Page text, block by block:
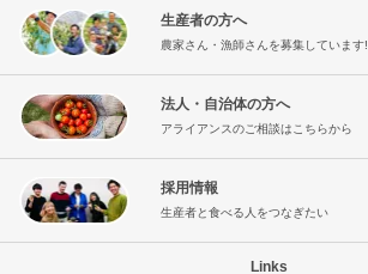
生産者の方へ
農家さん・漁師さんを募集しています!
法人・自治体の方へ
アライアンスのご相談はこちらから
採用情報
生産者と食べる人をつなぎたい
Links